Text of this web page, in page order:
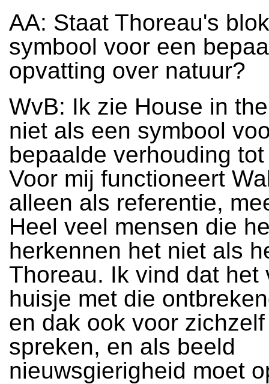
AA: Staat Thoreau's
symbool voor een
opvatting over natuur?
WvB: Ik zie House in
niet als een symbool
bepaalde verhouding
Voor mij functioneert
alleen als referentie,
Heel veel mensen die
herkennen het niet als
Thoreau. Ik vind dat het
huisje met die
en dak ook voor
spreken, en als beeld
nieuwsgierigheid moet